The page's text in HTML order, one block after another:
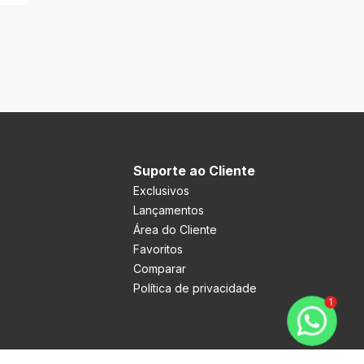
Suporte ao Cliente
Exclusivos
Lançamentos
Área do Cliente
Favoritos
Comparar
Política de privacidade
1